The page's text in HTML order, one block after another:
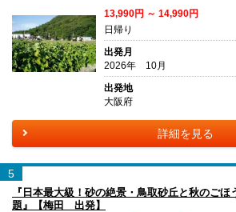
13,990円 ～ 14,990円
日帰り
出発月
2026年 10月
出発地
大阪府
詳細を見る
5
『日本最大級！砂の絶景・鳥取砂丘と秋のご
題』【梅田 出発】